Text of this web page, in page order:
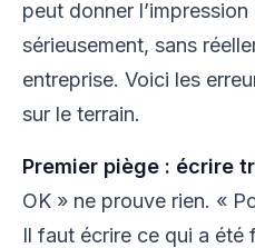
peut donner
sérieusement, sans
entreprise. Voici les
sur le terrain.
Premier piège : écrire
OK » ne prouve rien. «
Il faut écrire ce qui a été